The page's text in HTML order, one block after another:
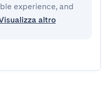
experience, and
altro